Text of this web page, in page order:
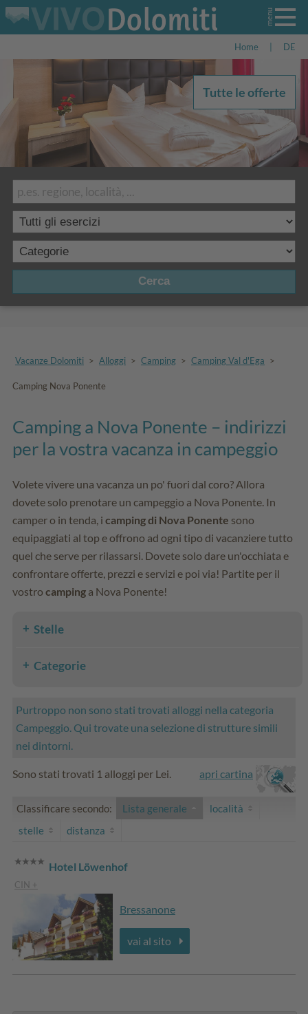
Home DE
Cerca
Tutte le offerte
Vacanze Dolomiti > Alloggi > Camping > Camping Val d'Ega >
Camping Nova Ponente
Camping a Nova Ponente – indirizzi
per la vostra vacanza in campeggio
Volete vivere una vacanza un po' fuori dal coro? Allora
dovete solo prenotare un campeggio a Nova Ponente. In
camper o in tenda, i camping di Nova Ponente sono
equipaggiati al top e offrono ad ogni tipo di vacanziere tutto
quel che serve per rilassarsi. Dovete solo dare un'occhiata e
confrontare offerte, prezzi e servizi e poi via! Partite per il
vostro camping a Nova Ponente!
Stelle
Categorie
Purtroppo non sono stati trovati alloggi nella categoria
Campeggio. Qui trovate una selezione di strutture simili
nei dintorni.
apri cartina
Sono stati trovati 1 alloggi per Lei.
Classificare secondo: Lista generale
località
stelle
distanza
Hotel Löwenhof
CIN +
Bressanone
vai al sito